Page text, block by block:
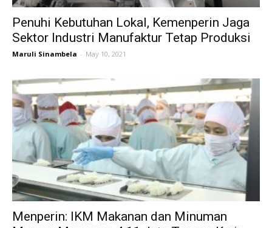
Penuhi Kebutuhan Lokal, Kemenperin Jaga
Sektor Industri Manufaktur Tetap Produksi
Maruli Sinambela - May 10, 2021
Menperin: IKM Makanan dan Minuman